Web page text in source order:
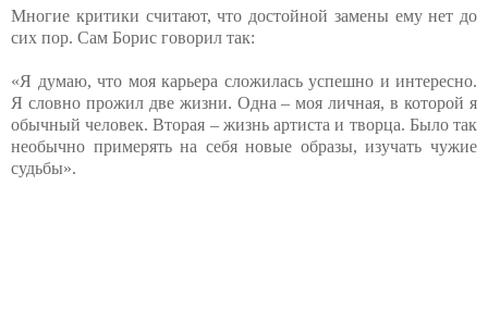
Многие критики считают, что достойной замены ему нет до
сих пор. Сам Борис говорил так:
«Я думаю, что моя карьера сложилась успешно и интересно.
Я словно прожил две жизни. Одна – моя личная, в которой я
обычный человек. Вторая – жизнь артиста и творца. Было так
необычно примерять на себя новые образы, изучать чужие
судьбы».